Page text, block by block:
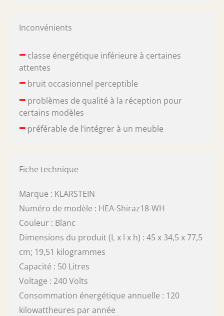
Inconvénients
–classe énergétique inférieure à certaines
attentes
–bruit occasionnel perceptible
–problèmes de qualité à la réception pour
certains modèles
–préférable de l’intégrer à un meuble
Fiche technique
Marque : KLARSTEIN
Numéro de modèle : HEA-Shiraz18-WH
Couleur : Blanc
Dimensions du produit (L x l x h) : 45 x 34,5 x 77,5
cm; 19,51 kilogrammes
Capacité : 50 Litres
Voltage : 240 Volts
Consommation énergétique annuelle : 120
kilowattheures par année